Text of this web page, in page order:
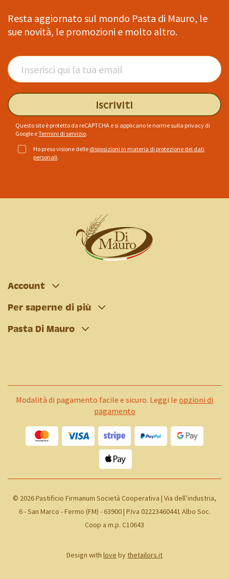
Resta aggiornato sul mondo Pasta di Mauro, le
sue novità, le promozioni e molto altro.
Iscriviti
Questo sito è protetto da reCAPTCHA e si applicano le norme sulla privacy di
Google eTermini di servizio.
Ho preso visione delle disposizioni in materia di protezione dei dati
personali.
Account
Per saperne di più
Pasta Di Mauro
Modalità di pagamento facile e sicuro. Leggi le opzioni di
pagamento
© 2026 Pastificio Firmanum Società Cooperativa | Via dell’industria,
6 - San Marco - Fermo (FM) - 63900 | P.Iva 02223460441 Albo Soc.
Coop a m.p. C10643
Design with love bythetailors.it